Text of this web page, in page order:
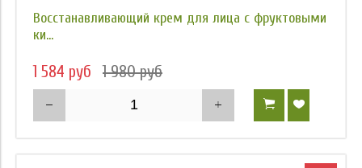
Восстанавливающий крем для лица с фруктовыми
ки...
1 584 руб 1 980 руб